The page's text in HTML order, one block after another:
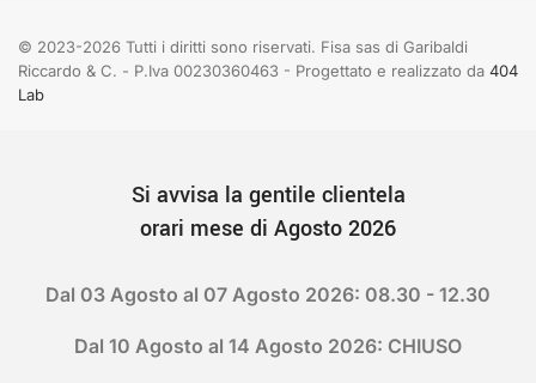
© 2023-2026 Tutti i diritti sono riservati. Fisa sas di Garibaldi
Riccardo & C. - P.Iva 00230360463 - Progettato e realizzato da 404
Lab
Si avvisa la gentile clientela
orari mese di Agosto 2026
Dal 03 Agosto al 07 Agosto 2026: 08.30 - 12.30
Dal 10 Agosto al 14 Agosto 2026: CHIUSO